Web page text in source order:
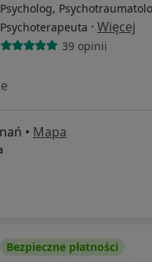
Psycholog,
Psychoterapeuta · Więcej
39 opinii
• Mapa
Bezpieczne płatności